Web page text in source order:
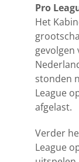
Pro
Het
gevolgen
stonden
League
afgelast.
Verder
League